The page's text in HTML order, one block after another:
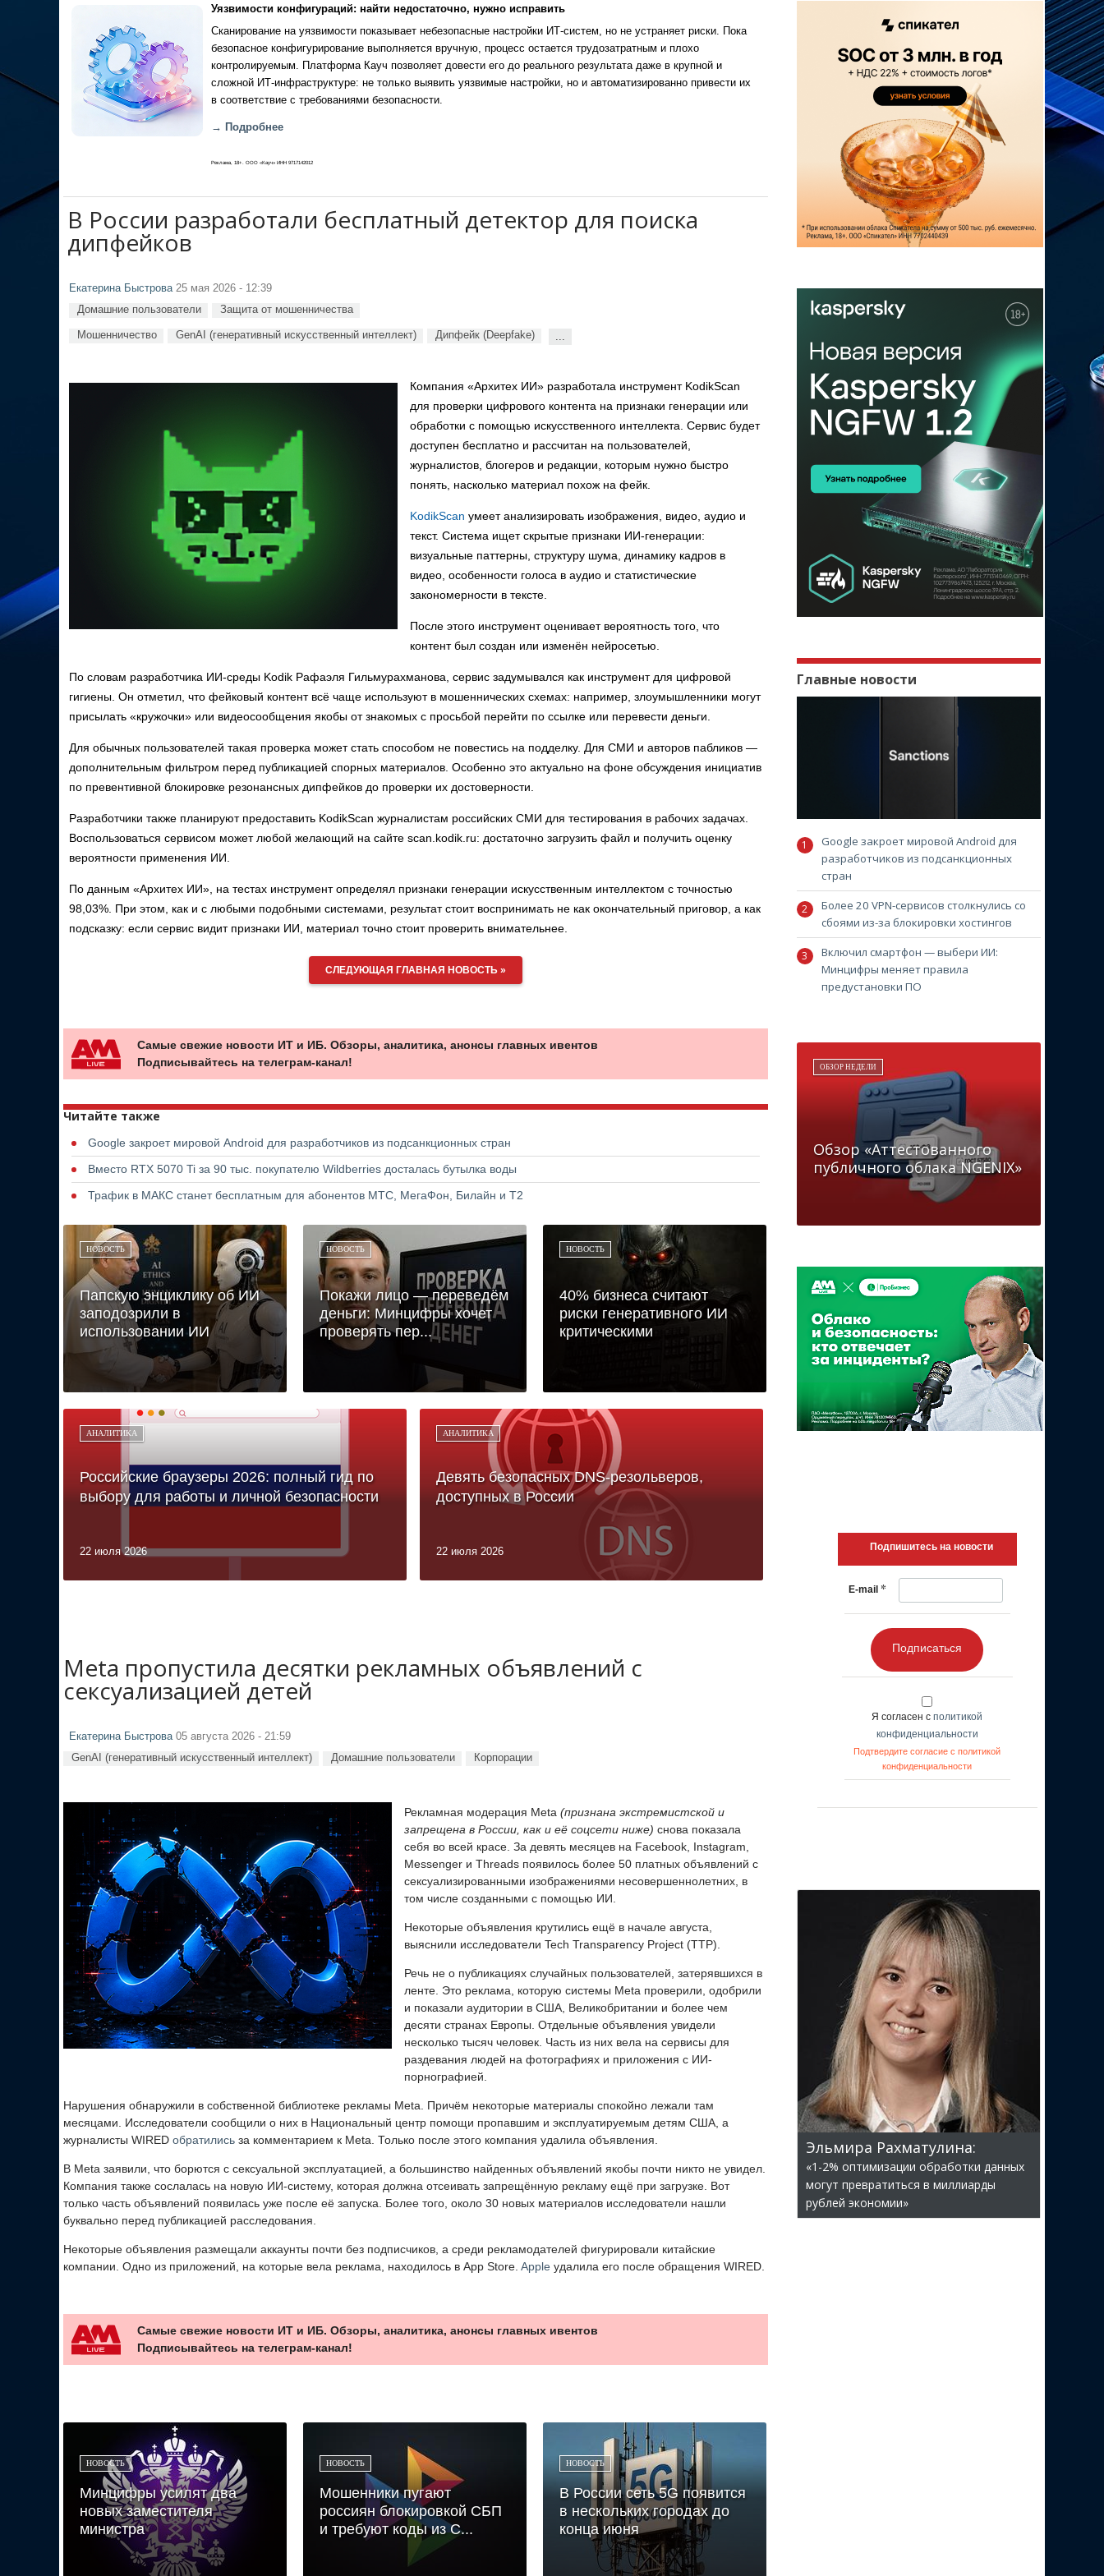
Уязвимости конфигураций: найти недостаточно, нужно исправить
Сканирование на уязвимости показывает небезопасные настройки ИТ-систем, но не устраняет риски. Пока
безопасное конфигурирование выполняется вручную, процесс остается трудозатратным и плохо
контролируемым. Платформа Кауч позволяет довести его до реального результата даже в крупной и
сложной ИТ-инфраструктуре: не только выявить уязвимые настройки, но и автоматизированно привести их
в соответствие с требованиями безопасности.
→ Подробнее
Реклама, 18+. ООО «Кауч» ИНН 9717142012
В России разработали бесплатный детектор для поиска
дипфейков
Екатерина Быстрова25 мая 2026 - 12:39
Домашние пользователи Защита от мошенничества
Мошенничество GenAI (генеративный искусственный интеллект) Дипфейк (Deepfake) ...
Компания «Архитех ИИ» разработала инструмент KodikScan
для проверки цифрового контента на признаки генерации или
обработки с помощью искусственного интеллекта. Сервис будет
доступен бесплатно и рассчитан на пользователей,
журналистов, блогеров и редакции, которым нужно быстро
понять, насколько материал похож на фейк.
KodikScan умеет анализировать изображения, видео, аудио и
текст. Система ищет скрытые признаки ИИ-генерации:
визуальные паттерны, структуру шума, динамику кадров в
видео, особенности голоса в аудио и статистические
закономерности в тексте.
После этого инструмент оценивает вероятность того, что
контент был создан или изменён нейросетью.
По словам разработчика ИИ-среды Kodik Рафаэля Гильмурахманова, сервис задумывался как инструмент для цифровой
гигиены. Он отметил, что фейковый контент всё чаще используют в мошеннических схемах: например, злоумышленники могут
присылать «кружочки» или видеосообщения якобы от знакомых с просьбой перейти по ссылке или перевести деньги.
Для обычных пользователей такая проверка может стать способом не повестись на подделку. Для СМИ и авторов пабликов —
дополнительным фильтром перед публикацией спорных материалов. Особенно это актуально на фоне обсуждения инициатив
по превентивной блокировке резонансных дипфейков до проверки их достоверности.
Разработчики также планируют предоставить KodikScan журналистам российских СМИ для тестирования в рабочих задачах.
Воспользоваться сервисом может любой желающий на сайте scan.kodik.ru: достаточно загрузить файл и получить оценку
вероятности применения ИИ.
По данным «Архитех ИИ», на тестах инструмент определял признаки генерации искусственным интеллектом с точностью
98,03%. При этом, как и с любыми подобными системами, результат стоит воспринимать не как окончательный приговор, а как
подсказку: если сервис видит признаки ИИ, материал точно стоит проверить внимательнее.
СЛЕДУЮЩАЯ ГЛАВНАЯ НОВОСТЬ »
Самые свежие новости ИТ и ИБ. Обзоры, аналитика, анонсы главных ивентов
Подписывайтесь на телеграм-канал!
Читайте также
Google закроет мировой Android для разработчиков из подсанкционных стран
Вместо RTX 5070 Ti за 90 тыс. покупателю Wildberries досталась бутылка воды
Трафик в МАКС станет бесплатным для абонентов МТС, МегаФон, Билайн и Т2
НОВОСТЬ
Папскую энциклику об ИИ
заподозрили в
использовании ИИ
НОВОСТЬ
Покажи лицо — переведём
деньги: Минцифры хочет
проверять пер...
НОВОСТЬ
40% бизнеса считают
риски генеративного ИИ
критическими
АНАЛИТИКА
Российские браузеры 2026: полный гид по
выбору для работы и личной безопасности
22 июля 2026
АНАЛИТИКА
Девять безопасных DNS-резольверов,
доступных в России
22 июля 2026
Meta пропустила десятки рекламных объявлений с
сексуализацией детей
Екатерина Быстрова 05 августа 2026 - 21:59
GenAI (генеративный искусственный интеллект) Домашние пользователи Корпорации
Рекламная модерация Meta (признана экстремистской и
запрещена в России, как и её соцсети ниже) снова показала
себя во всей красе. За девять месяцев на Facebook, Instagram,
Messenger и Threads появилось более 50 платных объявлений с
сексуализированными изображениями несовершеннолетних, в
том числе созданными с помощью ИИ.
Некоторые объявления крутились ещё в начале августа,
выяснили исследователи Tech Transparency Project (TTP).
Речь не о публикациях случайных пользователей, затерявшихся в
ленте. Это реклама, которую системы Meta проверили, одобрили
и показали аудитории в США, Великобритании и более чем
десяти странах Европы. Отдельные объявления увидели
несколько тысяч человек. Часть из них вела на сервисы для
раздевания людей на фотографиях и приложения с ИИ-
порнографией.
Нарушения обнаружили в собственной библиотеке рекламы Meta. Причём некоторые материалы спокойно лежали там
месяцами. Исследователи сообщили о них в Национальный центр помощи пропавшим и эксплуатируемым детям США, а
журналисты WIRED обратились за комментарием к Meta. Только после этого компания удалила объявления.
В Meta заявили, что борются с сексуальной эксплуатацией, а большинство найденных объявлений якобы почти никто не увидел.
Компания также сослалась на новую ИИ-систему, которая должна отсеивать запрещённую рекламу ещё при загрузке. Вот
только часть объявлений появилась уже после её запуска. Более того, около 30 новых материалов исследователи нашли
буквально перед публикацией расследования.
Некоторые объявления размещали аккаунты почти без подписчиков, а среди рекламодателей фигурировали китайские
компании. Одно из приложений, на которые вела реклама, находилось в App Store. Apple удалила его после обращения WIRED.
Самые свежие новости ИТ и ИБ. Обзоры, аналитика, анонсы главных ивентов
Подписывайтесь на телеграм-канал!
НОВОСТЬ
Минцифры усилят два
новых заместителя
министра
НОВОСТЬ
Мошенники пугают
россиян блокировкой СБП
и требуют коды из С...
НОВОСТЬ
В России сеть 5G появится
в нескольких городах до
конца июня
Главные новости
Google закроет мировой Android для
разработчиков из подсанкционных
стран
Более 20 VPN-сервисов столкнулись со
сбоями из-за блокировки хостингов
Включил смартфон — выбери ИИ:
Минцифры меняет правила
предустановки ПО
ОБЗОР НЕДЕЛИ
Обзор «Аттестованного
публичного облака NGENIX»
Подпишитесь на новости
E-mail *
Подписаться
Я согласен с политикой
конфиденциальности
Подтвердите согласие с политикой
конфиденциальности
Эльмира Рахматулина:
«1-2% оптимизации обработки данных
могут превратиться в миллиарды
рублей экономии»